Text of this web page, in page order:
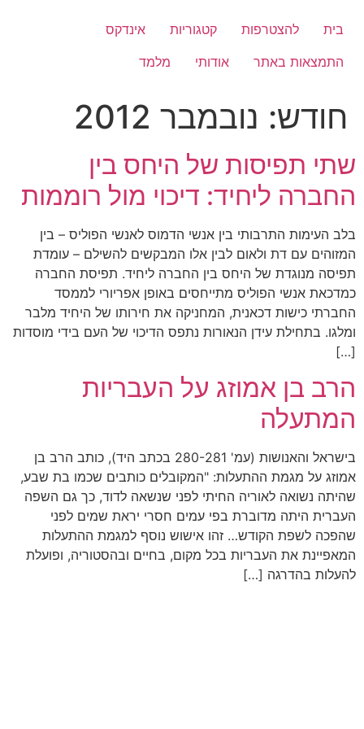
לתוכןבית להצטרפות קטגוריות
אינדקס
התמצאות באתר
אודותי מלמד
חודש: נובמבר 2012
שתי תפיסות של היחס בין
החברה ליחיד: דיכוי מול רוממות
בלב העימות התרבותי בין אנשי הדמוס לאנשי הפוליס – בין
המזוהים עם דת ולאום לבין אלו המבקשים להשילם – עומדת
תפיסה מנוגדת של היחס בין החברה ליחיד. תפיסת החברה
כמדכאת אנשי הפוליס מתייחסים באופן אפריורי לממסד
החברתי כישות דכאנית, המחניקה את חירותו של היחיד מלבר
ומלגו. בתחילת עידן הנאורות נתפס הדיכוי של העם בידי מוסדות
[…]
הרב בן אמוזג על העבריות
המתעלה
בישראל והאנושות (עמ' 280-281 בכתב היד), כותב הרב בן
אמוזג על מגמת ההתעלות: "המקובלים כותבים שכמו בת שבע,
שהיתה נשואה לאוריה החיתי לפני שנשאה לדוד, כך גם השפה
העברית היתה מדוברת בפי עמים חסרי יראת שמים לפני
שהפכה לשפת הקודש… זהו אישוש נוסף למגמת ההתעלות
המאפיינת את העבריות בכל מקום, בחיים ובהסטוריה, ופועלת
להעלות בהדרגה […]